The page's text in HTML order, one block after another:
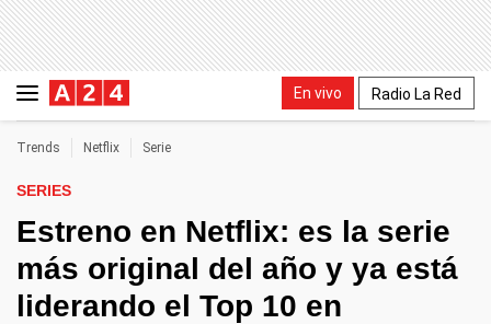
En vivo Radio La Red
Trends Netflix Serie
SERIES
Estreno en Netflix: es la serie
más original del año y ya está
liderando el Top 10 en